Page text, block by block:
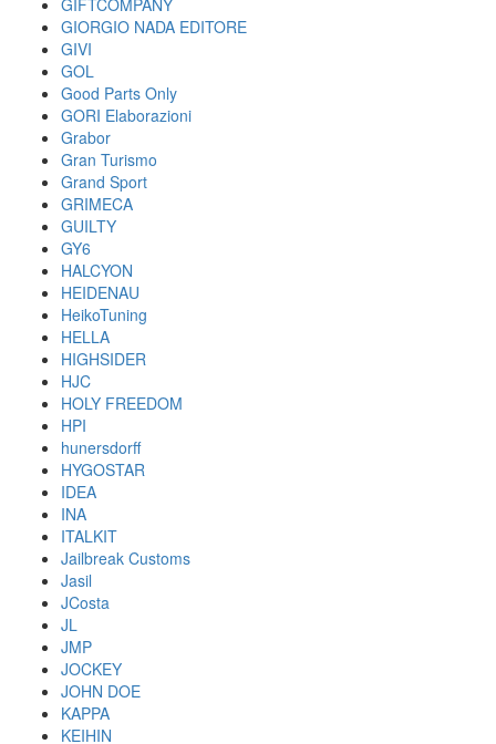
GIFTCOMPANY
GIORGIO NADA EDITORE
GIVI
GOL
Good Parts Only
GORI Elaborazioni
Grabor
Gran Turismo
Grand Sport
GRIMECA
GUILTY
GY6
HALCYON
HEIDENAU
HeikoTuning
HELLA
HIGHSIDER
HJC
HOLY FREEDOM
HPI
hunersdorff
HYGOSTAR
IDEA
INA
ITALKIT
Jailbreak Customs
Jasil
JCosta
JL
JMP
JOCKEY
JOHN DOE
KAPPA
KEIHIN